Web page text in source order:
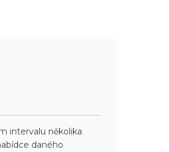
intervalu několika
daného